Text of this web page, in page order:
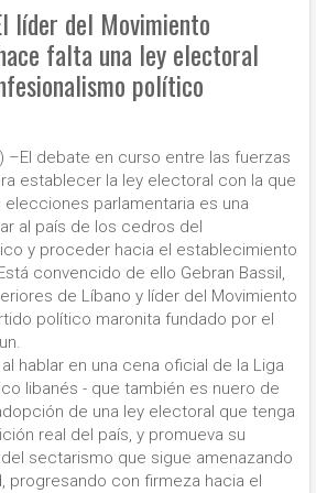
líder del Movimiento
falta una ley electoral
político
–El debate en curso entre las fuerzas
establecer la ley electoral con la que
parlamentaria es una
al país de los cedros del
y proceder hacia el establecimiento
convencido de ello Gebran Bassil,
de Líbano y líder del Movimiento
político maronita fundado por el
hablar en una cena oficial de la Liga
libanés - que también es nuero de
de una ley electoral que tenga
real del país, y promueva su
sectarismo que sigue amenazando
progresando con firmeza hacia el